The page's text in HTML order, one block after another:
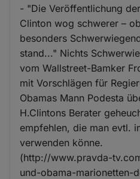
- "Die Veröffentlichung
Clinton wog schwerer –
besonders
stand..." Nichts
vom Wallstreet-Bamker
mit Vorschlägen für
Obamas Mann Podesta
H.Clintons Berater
empfehlen, die man evtl.
verwenden könne.
(http://www.pravda-
und-obama-marionetten-